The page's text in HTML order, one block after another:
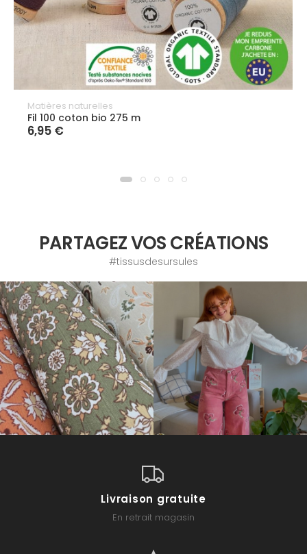
Matières naturelles
Fil 100 coton bio 275 m
6,95 €
PARTAGEZ VOS CRÉATIONS
#tissusdesursules
Livraison gratuite
En retrait magasin